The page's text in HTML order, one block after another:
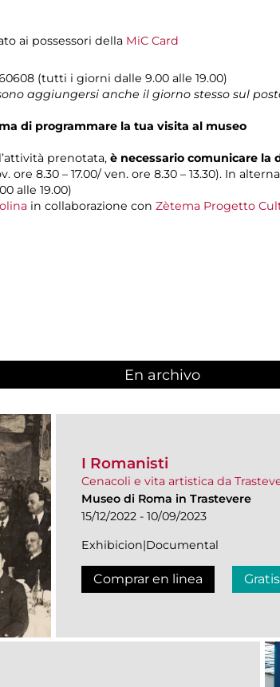
ai possessori della MiC Card
(tutti i giorni dalle 9.00 alle 19.00)
aggiungersi anche il giorno stesso sul
di programmare la tua visita al museo
prenotata, è necessario comunicare la
ore 8.30 – 17.00/ ven. ore 8.30 – 13.30). In
alle 19.00)
in collaborazione con Zètema Progetto
En archivo
I Romanisti
Cenacoli e vita artistica da
Museo di Roma in Trastevere
15/12/2022 - 10/09/2023
Exhibicion|Documental
Comprar en linea